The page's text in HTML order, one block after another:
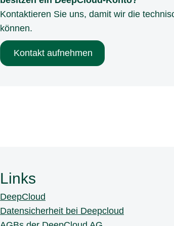
Kontaktieren Sie uns, damit wir die
können.
Kontakt aufnehmen
Links
DeepCloud
Datensicherheit bei Deepcloud